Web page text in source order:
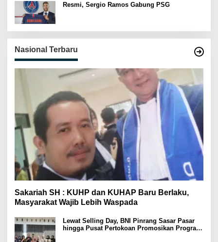
Resmi, Sergio Ramos Gabung PSG
Nasional Terbaru
Sakariah SH : KUHP dan KUHAP Baru Berlaku,
Masyarakat Wajib Lebih Waspada
Lewat Selling Day, BNI Pinrang Sasar Pasar
hingga Pusat Pertokoan Promosikan Program